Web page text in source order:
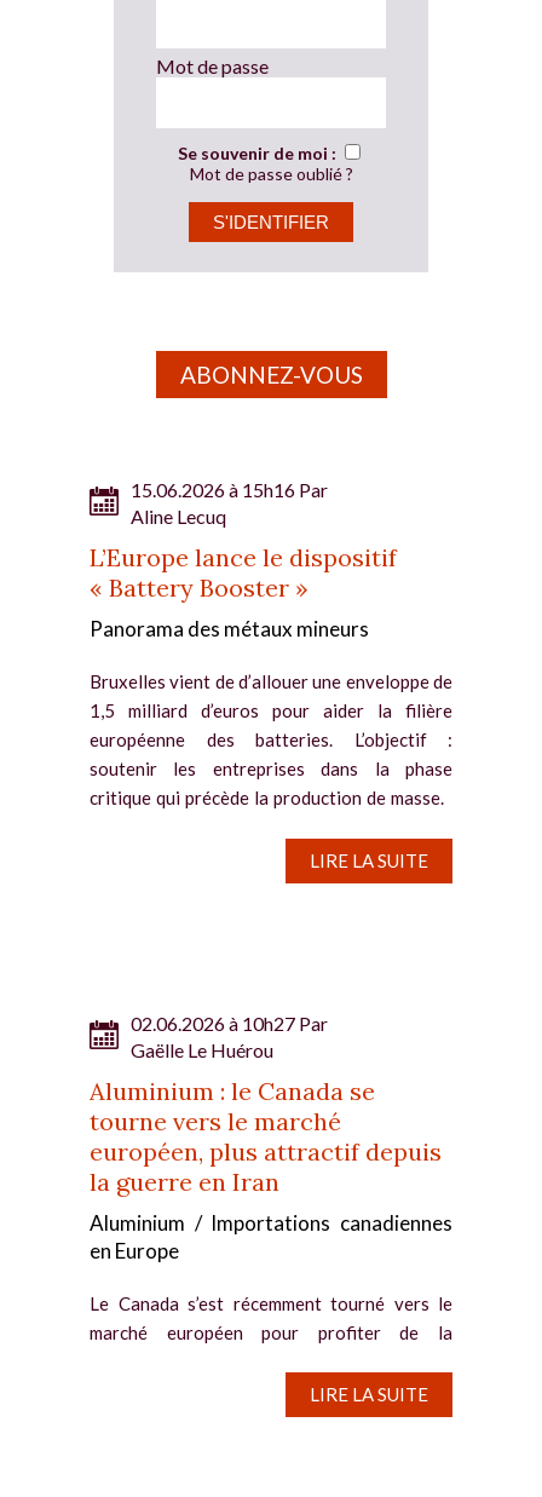
Mot de passe
Se souvenir de moi :
Mot de passe oublié ?
ABONNEZ-VOUS
15.06.2026 à 15h16 Par
Aline Lecuq
L’Europe lance le dispositif
« Battery Booster »
Panorama des métaux mineurs
Bruxelles vient de d’allouer une enveloppe de
1,5 milliard d’euros pour aider la filière
européenne des batteries. L’objectif :
soutenir les entreprises dans la phase
critique qui précède la production de masse.
LIRE LA SUITE
02.06.2026 à 10h27 Par
Gaëlle Le Huérou
Aluminium : le Canada se
tourne vers le marché
européen, plus attractif depuis
la guerre en Iran
Aluminium / Importations canadiennes
en Europe
Le Canada s’est récemment tourné vers le
marché européen pour profiter de la
début de la guerre en Iran. Au Moyen-Orient,
les perturbations de production et
LIRE LA SUITE